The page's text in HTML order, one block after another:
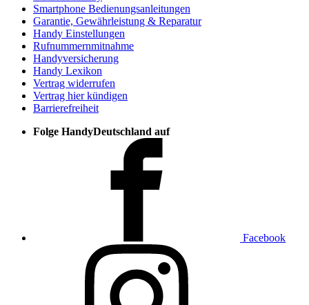
Smartphone Bedienungsanleitungen
Garantie, Gewährleistung & Reparatur
Handy Einstellungen
Rufnummernmitnahme
Handyversicherung
Handy Lexikon
Vertrag widerrufen
Vertrag hier kündigen
Barrierefreiheit
Folge HandyDeutschland auf
Facebook